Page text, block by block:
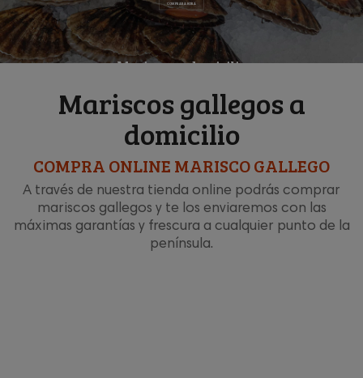
COMPRAR AHORA
Mariscos a domicilio
Mariscos gallegos a
domicilio
COMPRA ONLINE MARISCO GALLEGO
A través de nuestra tienda online podrás comprar
mariscos gallegos y te los enviaremos con las
máximas garantías y frescura a cualquier punto de la
península.